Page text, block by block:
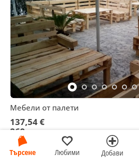
Търсене Любими Добави
Мебели от палети
137,54 €
269 лв
гр. Асеновград, Пловдив, днес, 07:35